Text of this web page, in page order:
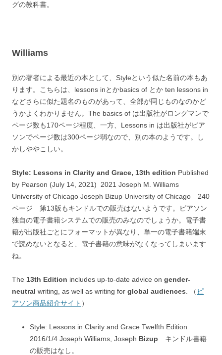
グの教科書。
Williams
別の著者による最近の本として、Styleという似た名前の本もあ
ります。こちらは、lessons inとかbasics of とか ten lessons in
などさらに似た題名のものがあって、全部が同じものなのかど
うかよくわかりません。The basics of は出版社がロングマンで
ページ数も170ページ程度、一方、Lessons in は出版社がピア
ソンでページ数は300ページ弱なので、別の本のようです。し
かしややこしい。
Style: Lessons in Clarity and Grace, 13th edition Published
by Pearson (July 14, 2021) 2021 Joseph M. Williams
University of Chicago Joseph Bizup University of Chicago 240
ページ 第13版もキンドルでの販売はないようです。ピアソン
独自の電子書籍システムでの販売のみなのでしょうか。電子書
籍が出版社ごとにフォーマットが異なり、単一の電子書籍端末
で読めないとなると、電子書籍の意味がなくなってしまいます
ね。
The 13th Edition includes up-to-date advice on gender-
neutral writing, as well as writing for global audiences . （ ピ
アソン商品紹介サイト ）
Style: Lessons in Clarity and Grace Twelfth Edition
2016/1/4 Joseph Williams, Joseph Bizup キンドル書籍
の販売はなし。